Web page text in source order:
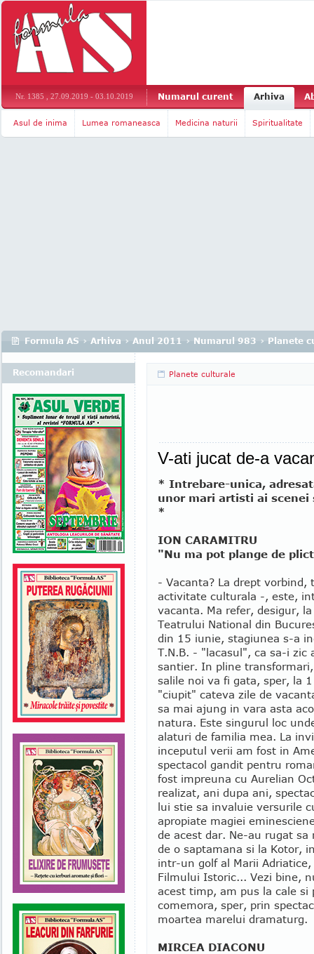
Nr. 1385 , 27.09.2019 - 03.10.2019 Numarul curent Arhiva
Asul de inima Lumea romaneasca Medicina naturii Spiritualitate
Formula AS › Arhiva › Anul 2011 › Numarul 983 › Planete
Planete culturale
V-ati jucat de-a
* Intrebare-unica,
unor mari artisti ai scenei
*
ION CARAMITRU
"Nu ma pot plange de
- Vacanta? La drept vorbind,
activitate culturala -, este,
vacanta. Ma refer, desigur,
Teatrului National din
din 15 iunie, stagiunea s-a
T.N.B. - "lacasul", ca sa-i zic
santier. In pline
salile noi va fi gata, sper, la
"ciupit" cateva zile de
sa mai ajung in vara asta
natura. Este singurul loc
alaturi de familia mea. La
inceputul verii am fost in
spectacol gandit pentru
fost impreuna cu Aurelian
realizat, ani dupa ani,
lui stie sa invaluie versurile
apropiate magiei
de acest dar. Ne-au rugat
de o saptamana si la Kotor,
intr-un golf al Marii
Filmului Istoric... Vezi bine,
acest timp, am pus la cale si
comemora, sper, prin
moartea marelui dramaturg.
MIRCEA DIACONU
Recomandari